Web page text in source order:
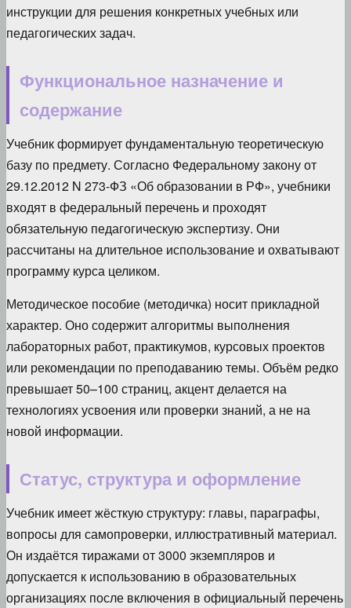
инструкции для решения конкретных учебных или
педагогических задач.
Функциональное назначение и
содержание
Учебник формирует фундаментальную теоретическую
базу по предмету. Согласно Федеральному закону от
29.12.2012 N 273-ФЗ «Об образовании в РФ», учебники
входят в федеральный перечень и проходят
обязательную педагогическую экспертизу. Они
рассчитаны на длительное использование и охватывают
программу курса целиком.
Методическое пособие (методичка) носит прикладной
характер. Оно содержит алгоритмы выполнения
лабораторных работ, практикумов, курсовых проектов
или рекомендации по преподаванию темы. Объём редко
превышает 50–100 страниц, акцент делается на
технологиях усвоения или проверки знаний, а не на
новой информации.
Статус, структура и оформление
Учебник имеет жёсткую структуру: главы, параграфы,
вопросы для самопроверки, иллюстративный материал.
Он издаётся тиражами от 3000 экземпляров и
допускается к использованию в образовательных
организациях после включения в официальный перечень